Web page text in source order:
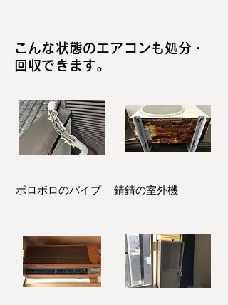
こんな状態のエアコンも処分・
回収できます。
ボロボロのパイプ 錆錆の室外機